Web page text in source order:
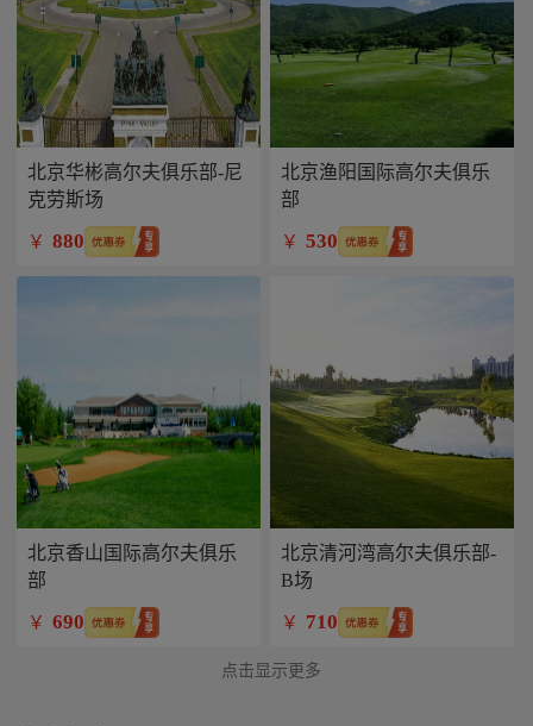
北京华彬高尔夫俱乐部-尼
克劳斯场
￥ 880
北京渔阳国际高尔夫俱乐
部
￥ 530
北京香山国际高尔夫俱乐
部
￥ 690
北京清河湾高尔夫俱乐部-
B场
￥ 710
点击显示更多